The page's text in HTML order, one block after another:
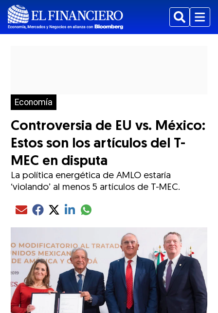
BuscarMenu
Economía
Controversia de EU vs. México:
Estos son los artículos del T-
MEC en disputa
La política energética de AMLO estaría
‘violando’ al menos 5 artículos de T-MEC.
Compartir el artículo actual mediante Email
Compartir el artículo actual mediante Facebook
Compartir el artículo actual mediante Twitter
Compartir el artículo actual mediante LinkedIn
Compartir el artículo actual mediante